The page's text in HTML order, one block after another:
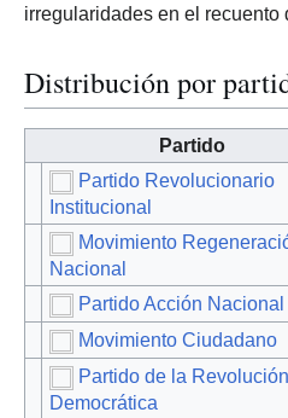
irregularidades en el recuento
Distribución por
Partido
Partido Revolucionario
Institucional
Movimiento
Nacional
Partido Acción Nacional
Movimiento Ciudadano
Partido de la Revolución
Democrática